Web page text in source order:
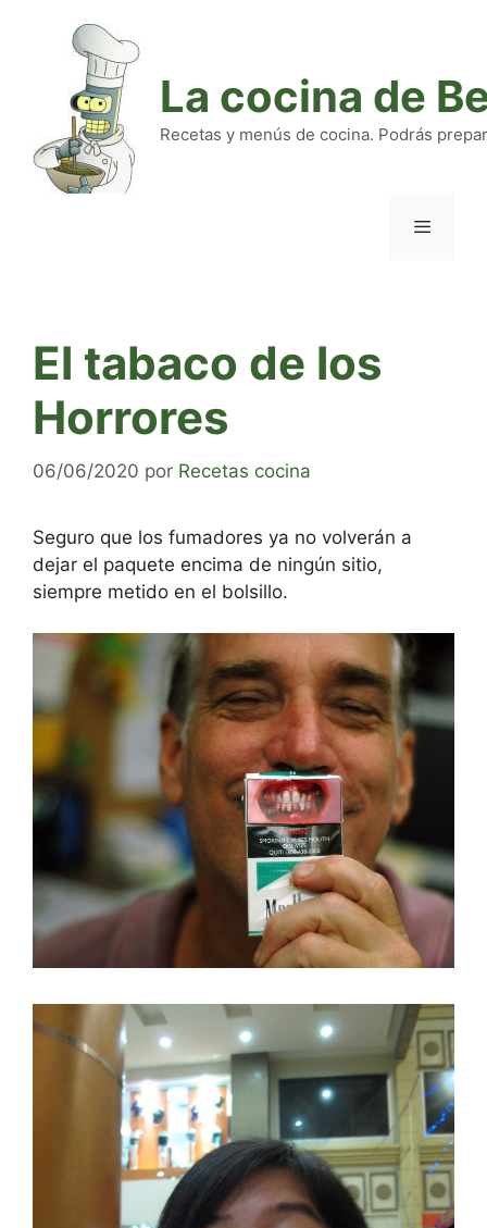
La cocina de
Recetas y menús de cocina. Podrás
El tabaco de los
Horrores
06/06/2020 por Recetas cocina
Seguro que los fumadores ya no volverán a
dejar el paquete encima de ningún sitio,
siempre metido en el bolsillo.